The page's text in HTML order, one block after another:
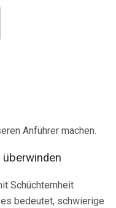
Anführer machen.
Schüchternheit
bedeutet, schwierige